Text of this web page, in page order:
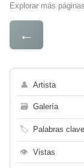
Explorar más
←
👤 Artista
🗃 Galería
🏷 Palabras clave
👁 Vistas